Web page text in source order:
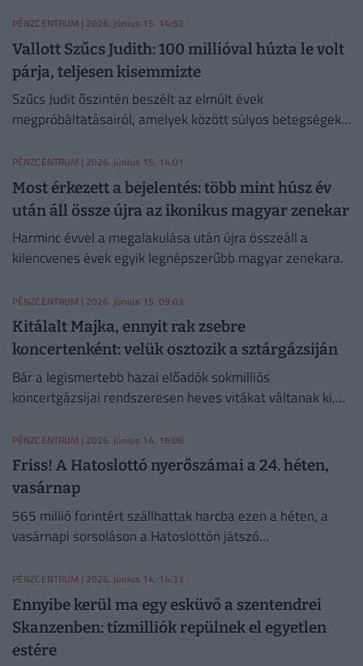
PÉNZCENTRUM | 2026. június 15. 14:52
Vallott Szűcs Judith: 100 millióval húzta le volt
párja, teljesen kisemmizte
Szűcs Judit őszintén beszélt az elmúlt évek
megpróbáltatásairól, amelyek között súlyos betegségek
PÉNZCENTRUM | 2026. június 15. 14:01
Most érkezett a bejelentés: több mint húsz év
után áll össze újra az ikonikus magyar zenekar
Harminc évvel a megalakulása után újra összeáll a
kilencvenes évek egyik legnépszerűbb magyar zenekara.
PÉNZCENTRUM | 2026. június 15. 09:03
Kitálalt Majka, ennyit rak zsebre
koncertenként: velük osztozik a sztárgázsiján
Bár a legismertebb hazai előadók sokmilliós
koncertgázsijai rendszeresen heves vitákat váltanak ki,
megtévesztőek.
PÉNZCENTRUM | 2026. június 14. 16:06
Friss! A Hatoslottó nyerőszámai a 24. héten,
vasárnap
565 millió forintért szállhattak harcba ezen a héten, a
vasárnapi sorsoláson a Hatoslottón játszó
PÉNZCENTRUM | 2026. június 14. 14:33
Ennyibe kerül ma egy esküvő a szentendrei
Skanzenben: tízmilliók repülnek el egyetlen
estére